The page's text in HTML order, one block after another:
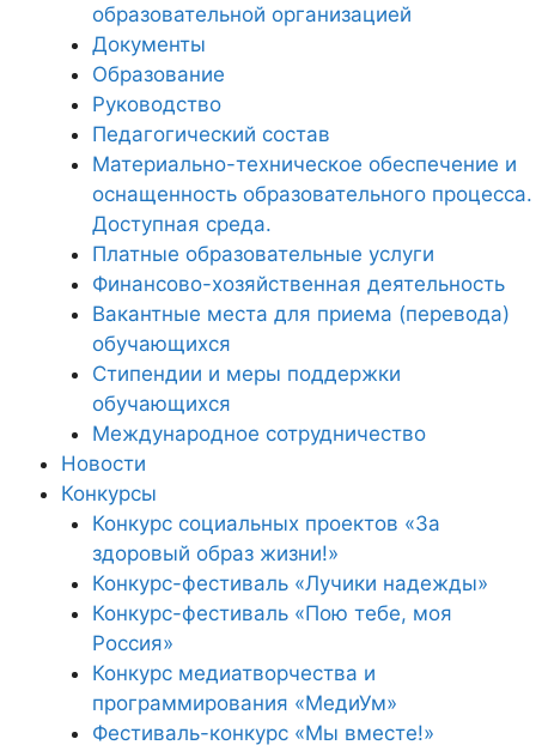
образовательной организацией
Документы
Образование
Руководство
Педагогический состав
Материально-техническое обеспечение и
оснащенность образовательного процесса.
Доступная среда.
Платные образовательные услуги
Финансово-хозяйственная деятельность
Вакантные места для приема (перевода)
обучающихся
Стипендии и меры поддержки
обучающихся
Международное сотрудничество
Новости
Конкурсы
Конкурс социальных проектов «За
здоровый образ жизни!»
Конкурс-фестиваль «Лучики надежды»
Конкурс-фестиваль «Пою тебе, моя
Россия»
Конкурс медиатворчества и
программирования «МедиУм»
Фестиваль-конкурс «Мы вместе!»